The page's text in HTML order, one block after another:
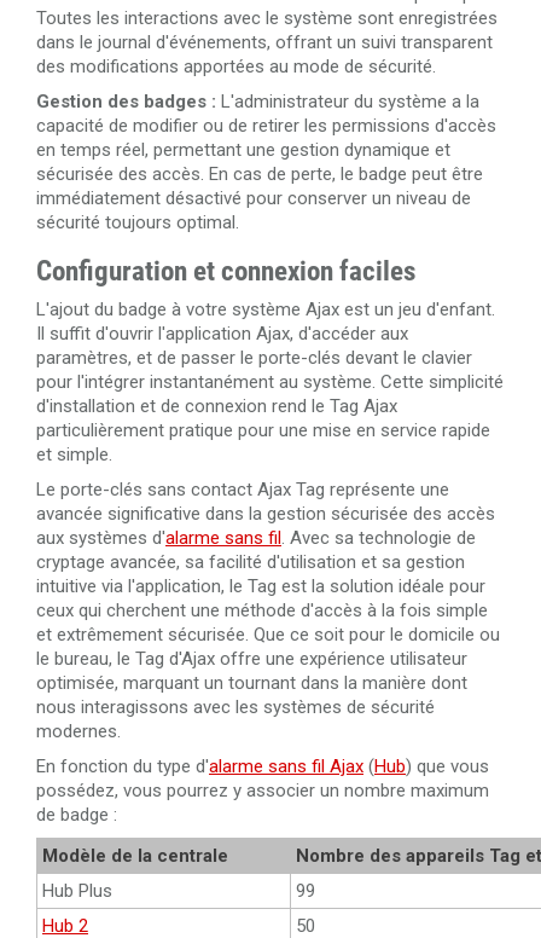
Toutes les interactions avec le système sont enregistrées
dans le journal d'événements, offrant un suivi transparent
des modifications apportées au mode de sécurité.
Gestion des badges : L'administrateur du système a la
capacité de modifier ou de retirer les permissions d'accès
en temps réel, permettant une gestion dynamique et
sécurisée des accès. En cas de perte, le badge peut être
immédiatement désactivé pour conserver un niveau de
sécurité toujours optimal.
Configuration et connexion faciles
L'ajout du badge à votre système Ajax est un jeu d'enfant.
Il suffit d'ouvrir l'application Ajax, d'accéder aux
paramètres, et de passer le porte-clés devant le clavier
pour l'intégrer instantanément au système. Cette simplicité
d'installation et de connexion rend le Tag Ajax
particulièrement pratique pour une mise en service rapide
et simple.
Le porte-clés sans contact Ajax Tag représente une
avancée significative dans la gestion sécurisée des accès
aux systèmes d'alarme sans fil. Avec sa technologie de
cryptage avancée, sa facilité d'utilisation et sa gestion
intuitive via l'application, le Tag est la solution idéale pour
ceux qui cherchent une méthode d'accès à la fois simple
et extrêmement sécurisée. Que ce soit pour le domicile ou
le bureau, le Tag d'Ajax offre une expérience utilisateur
optimisée, marquant un tournant dans la manière dont
nous interagissons avec les systèmes de sécurité
modernes.
En fonction du type d'alarme sans fil Ajax (Hub) que vous
possédez, vous pourrez y associer un nombre maximum
de badge :
Modèle de la centrale
Nombre des appareils Tag
Hub Plus
99
Hub 2
50